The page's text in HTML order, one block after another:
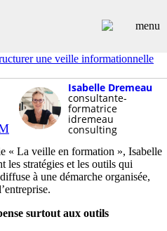
une veille informationnelle
Isabelle Dremeau
consultante-
formatrice
idremeau
consulting
« La veille en formation », Isabelle
les stratégies et les outils qui
à une démarche organisée,
surtout aux outils